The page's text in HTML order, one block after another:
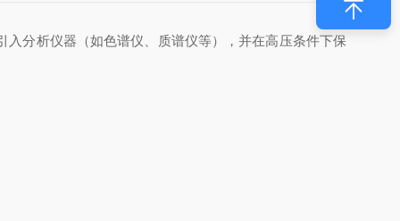
分析仪器（如色谱仪、质谱仪等），并在高压条件下保